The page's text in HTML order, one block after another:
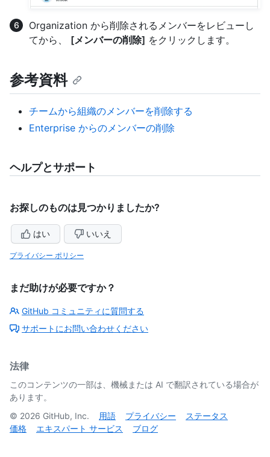
Organization から削除されるメンバーをレビューし
てから、 [メンバーの削除] をクリックします。
参考資料
チームから組織のメンバーを削除する
Enterprise からのメンバーの削除
ヘルプとサポート
お探しのものは見つかりましたか?
はい いいえ
プライバシー ポリシー
まだ助けが必要ですか？
GitHub コミュニティに質問する
サポートにお問い合わせください
法律
このコンテンツの一部は、機械または AI で翻訳されている場合が
あります。
© 2026 GitHub, Inc. 用語 プライバシー
ステータス
価格
エキスパート サービス ブログ